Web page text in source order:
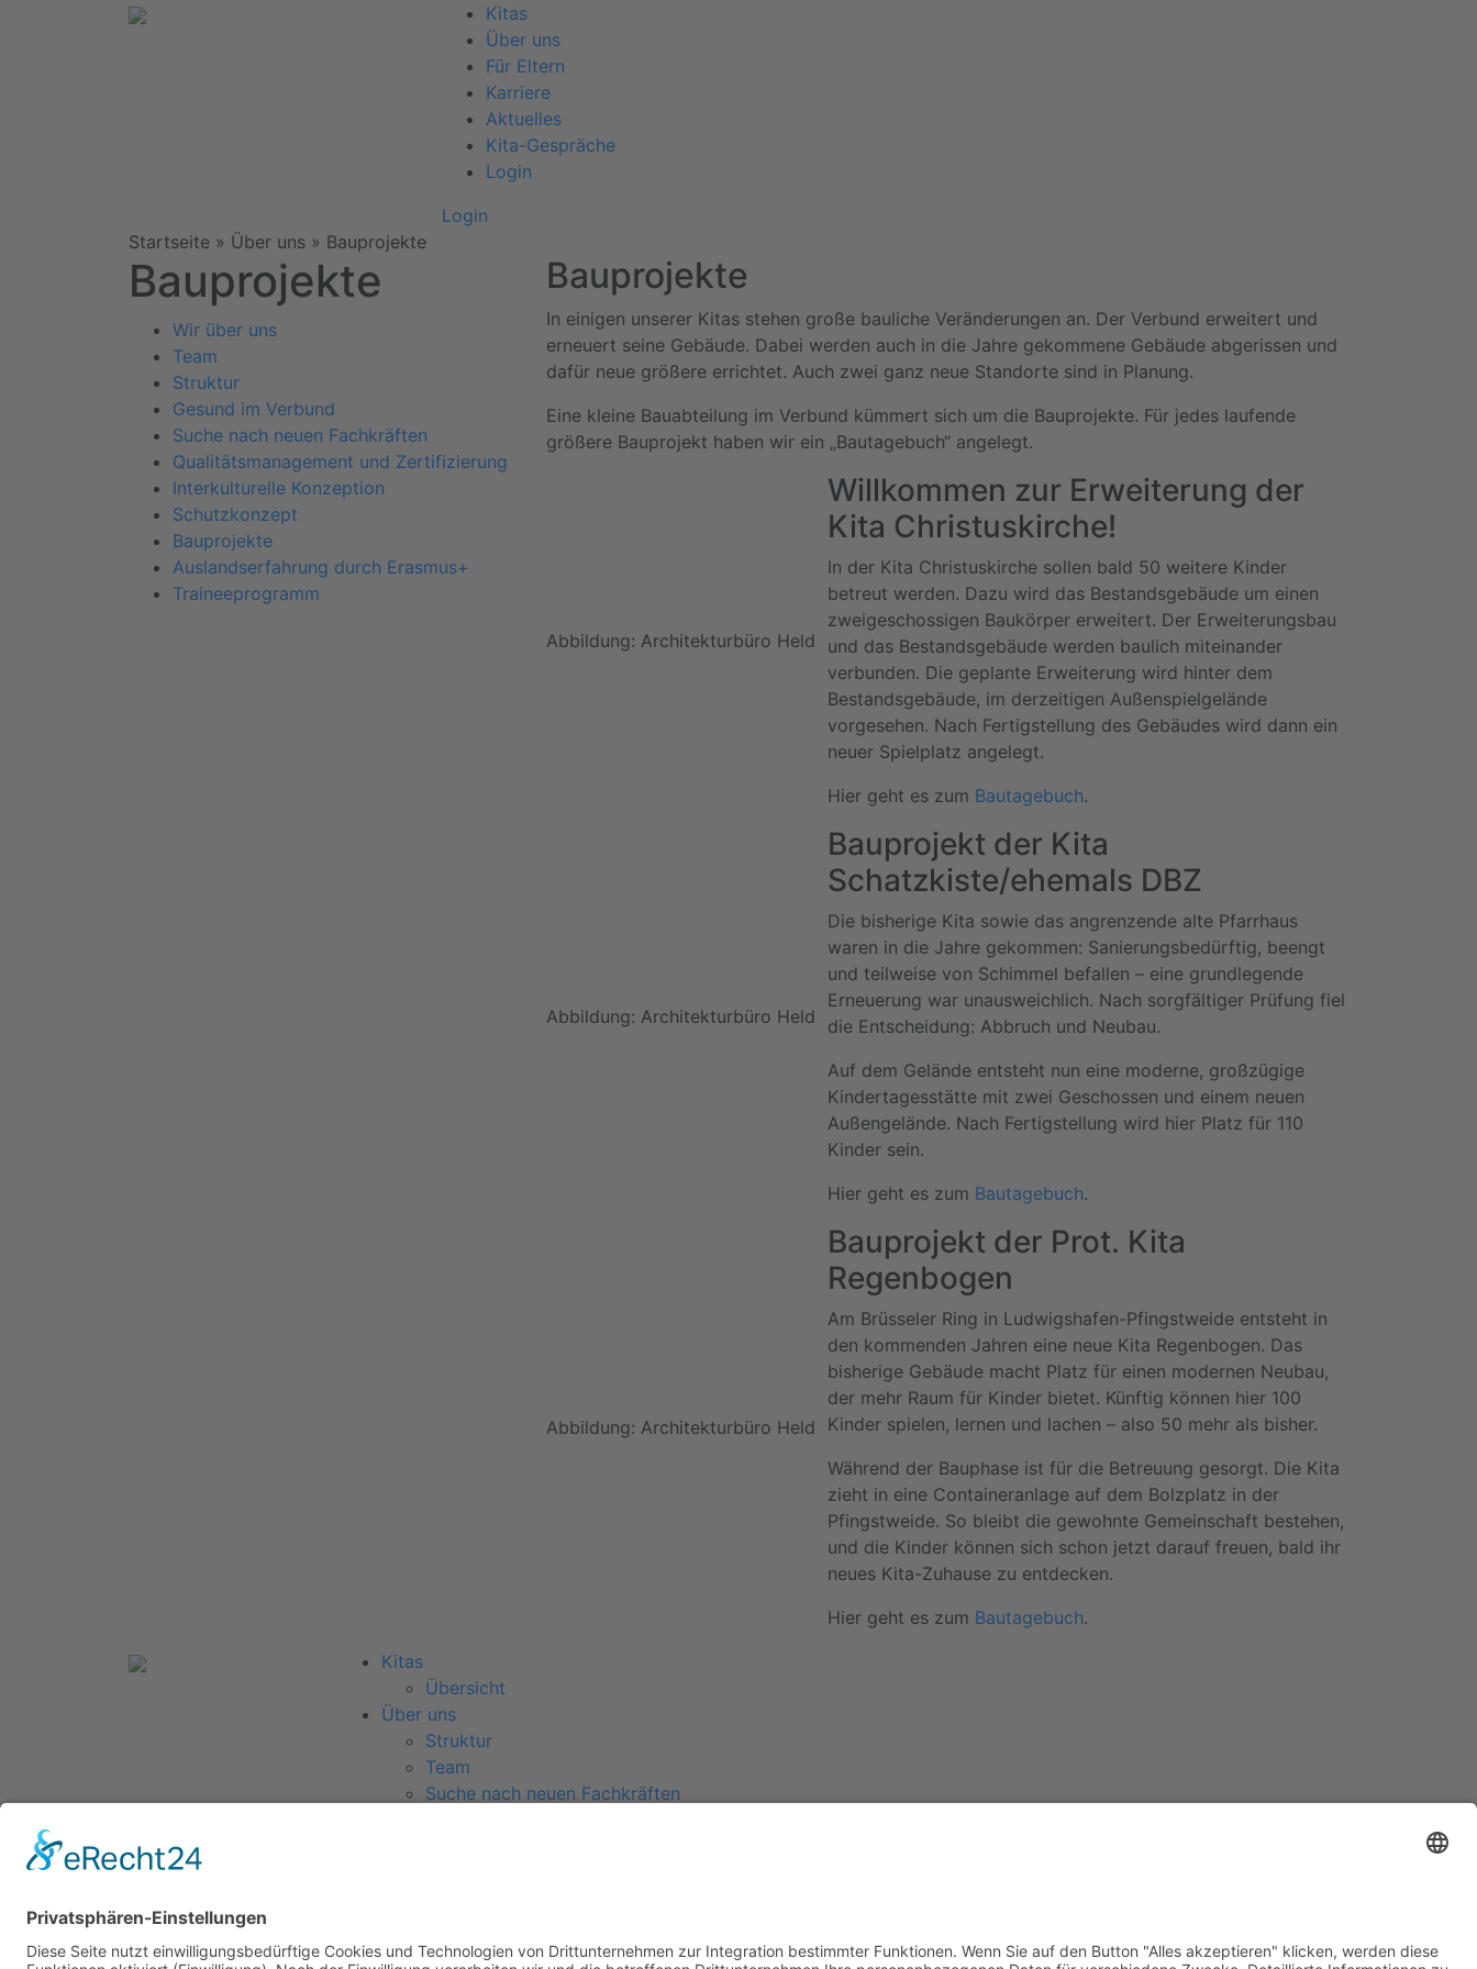
Kitas
Über uns
Für Eltern
Karriere
Aktuelles
Kita-Gespräche
Login
Login
Startseite » Über uns » Bauprojekte
Bauprojekte
Wir über uns
Team
Struktur
Gesund im Verbund
Suche nach neuen Fachkräften
Qualitätsmanagement und Zertifizierung
Interkulturelle Konzeption
Schutzkonzept
Bauprojekte
Auslandserfahrung durch Erasmus+
Traineeprogramm
Bauprojekte
In einigen unserer Kitas stehen große bauliche Veränderungen an. Der Verbund erweitert und
erneuert seine Gebäude. Dabei werden auch in die Jahre gekommene Gebäude abgerissen und
dafür neue größere errichtet. Auch zwei ganz neue Standorte sind in Planung.
Eine kleine Bauabteilung im Verbund kümmert sich um die Bauprojekte. Für jedes laufende
größere Bauprojekt haben wir ein „Bautagebuch“ angelegt.
Abbildung: Architekturbüro Held
Willkommen zur Erweiterung der
Kita Christuskirche!
In der Kita Christuskirche sollen bald 50 weitere Kinder
betreut werden. Dazu wird das Bestandsgebäude um einen
zweigeschossigen Baukörper erweitert. Der Erweiterungsbau
und das Bestandsgebäude werden baulich miteinander
verbunden. Die geplante Erweiterung wird hinter dem
Bestandsgebäude, im derzeitigen Außenspielgelände
vorgesehen. Nach Fertigstellung des Gebäudes wird dann ein
neuer Spielplatz angelegt.
Hier geht es zum Bautagebuch.
Abbildung: Architekturbüro Held
Bauprojekt der Kita
Schatzkiste/ehemals DBZ
Die bisherige Kita sowie das angrenzende alte Pfarrhaus
waren in die Jahre gekommen: Sanierungsbedürftig, beengt
und teilweise von Schimmel befallen – eine grundlegende
Erneuerung war unausweichlich. Nach sorgfältiger Prüfung fiel
die Entscheidung: Abbruch und Neubau.
Auf dem Gelände entsteht nun eine moderne, großzügige
Kindertagesstätte mit zwei Geschossen und einem neuen
Außengelände. Nach Fertigstellung wird hier Platz für 110
Kinder sein.
Hier geht es zum Bautagebuch.
Abbildung: Architekturbüro Held
Bauprojekt der Prot. Kita
Regenbogen
Am Brüsseler Ring in Ludwigshafen-Pfingstweide entsteht in
den kommenden Jahren eine neue Kita Regenbogen. Das
bisherige Gebäude macht Platz für einen modernen Neubau,
der mehr Raum für Kinder bietet. Künftig können hier 100
Kinder spielen, lernen und lachen – also 50 mehr als bisher.
Während der Bauphase ist für die Betreuung gesorgt. Die Kita
zieht in eine Containeranlage auf dem Bolzplatz in der
Pfingstweide. So bleibt die gewohnte Gemeinschaft bestehen,
und die Kinder können sich schon jetzt darauf freuen, bald ihr
neues Kita-Zuhause zu entdecken.
Hier geht es zum Bautagebuch.
Kitas
Übersicht
Über uns
Struktur
Team
Suche nach neuen Fachkräften
Aktuelles